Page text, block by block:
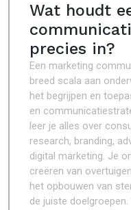
Wat houdt
precies in?
Een marketing
breed scala aan
het begrijpen en
en
leer je alles over
research, branding,
digital marketing. Je
creëren van
het opbouwen van
de juiste